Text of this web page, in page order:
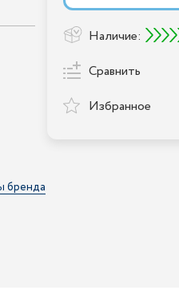
Наличие:
Сравнить
Избранное
бренда